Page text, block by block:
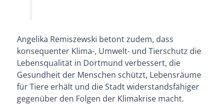
Angelika Remiszewski betont zudem, dass
konsequenter Klima-, Umwelt- und Tierschutz die
Lebensqualität in Dortmund verbessert, die
Gesundheit der Menschen schützt, Lebensräume
für Tiere erhält und die Stadt widerstandsfähiger
gegenüber den Folgen der Klimakrise macht.